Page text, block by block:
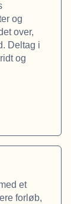
og
over,
Deltag i
og
et
forløb,